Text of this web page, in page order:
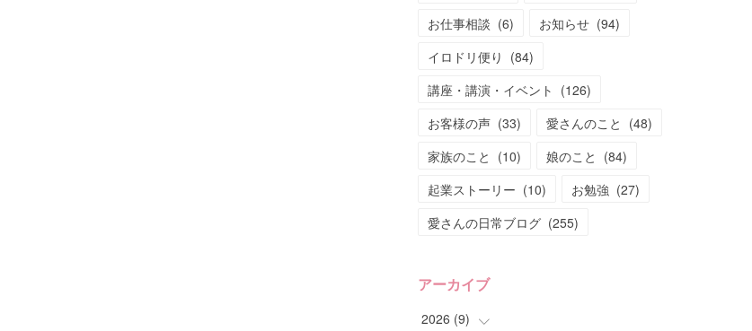
お仕事相談 (6) お知らせ (94)
イロドリ便り (84)
講座・講演・イベント (126)
お客様の声 (33) 愛さんのこと (48)
家族のこと (10) 娘のこと (84)
起業ストーリー (10) お勉強 (27)
愛さんの日常ブログ (255)
アーカイブ
2026 (9)